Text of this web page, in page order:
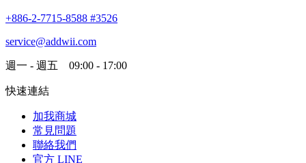
+886-2-7715-8588 #3526
service@addwii.com
週一 - 週五 09:00 - 17:00
快速連結
加我商城
常見問題
聯絡我們
官方 LINE